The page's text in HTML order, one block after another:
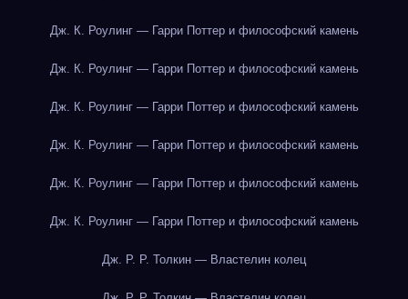
Дж. К. Роулинг — Гарри Поттер и философский камень
Дж. К. Роулинг — Гарри Поттер и философский камень
Дж. К. Роулинг — Гарри Поттер и философский камень
Дж. К. Роулинг — Гарри Поттер и философский камень
Дж. К. Роулинг — Гарри Поттер и философский камень
Дж. К. Роулинг — Гарри Поттер и философский камень
Дж. Р. Р. Толкин — Властелин колец